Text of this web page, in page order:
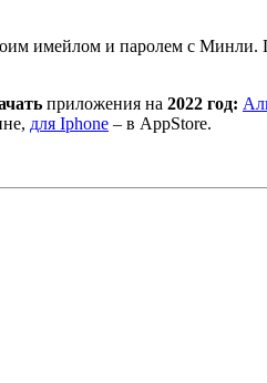
имейлом и паролем с
приложения на 2022 год:
для Iphone – в AppStore.